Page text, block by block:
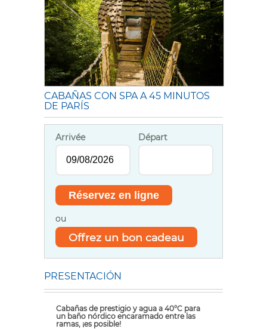
CABAÑAS CON SPA A 45 MINUTOS
DE PARÍS
Arrivée Départ
ou
Offrez un bon cadeau
PRESENTACIÓN
Cabañas de prestigio y agua a 40°C para
un baño nórdico encaramado entre las
ramas, ¡es posible!